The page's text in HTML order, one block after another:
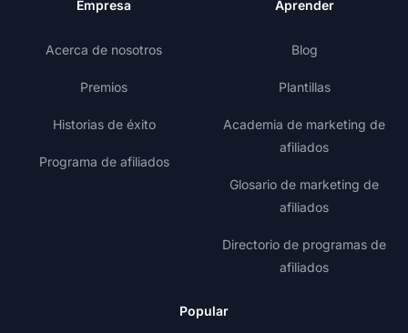
Empresa
Acerca de nosotros
Premios
Historias de éxito
Programa de afiliados
Aprender
Blog
Plantillas
Academia de marketing de
afiliados
Glosario de marketing de
afiliados
Directorio de programas de
afiliados
Popular